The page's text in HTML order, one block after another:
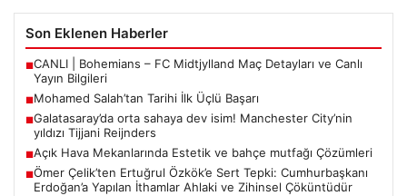
Son Eklenen Haberler
■CANLI | Bohemians – FC Midtjylland Maç Detayları ve Canlı
Yayın Bilgileri
■Mohamed Salah’tan Tarihi İlk Üçlü Başarı
■Galatasaray’da orta sahaya dev isim! Manchester City’nin
yıldızı Tijjani Reijnders
■Açık Hava Mekanlarında Estetik ve bahçe mutfağı Çözümleri
■Ömer Çelik’ten Ertuğrul Özkök’e Sert Tepki: Cumhurbaşkanı
Erdoğan’a Yapılan İthamlar Ahlaki ve Zihinsel Çöküntüdür